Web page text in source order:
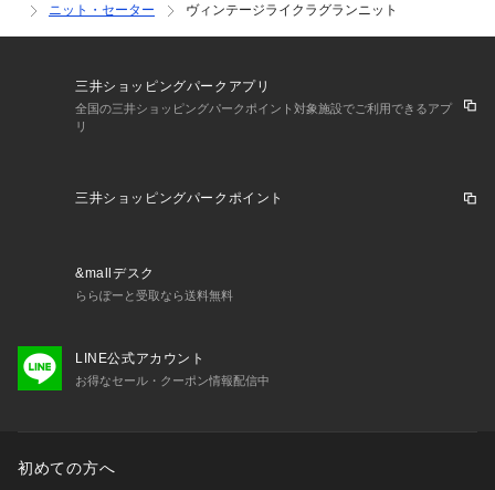
■サイズ感
【推奨サイズ】
Sサイズ: 163-170cm
XLサイズ: 175-182cm
※該当の無いサイズも記載しておりますので、展開サイズをご
参考ください。
色物（特に濃色）と白物・淡色物は分けて洗ってください。
裏返してネットに入れてください。 スチームで浮かしアイロ
さい。 引っかけに、ご注意下さい。着用中の摩擦や洗濯によ
り、毛羽立ちや毛玉（ピル）が生じる事がありますので、お取
ニット・セーター
ヴィンテージライクラグランニット
三井ショッピングパークアプリ
全国の三井ショッピングパークポイント対象施設でご利用できるアプ
リ
三井ショッピングパークポイント
&mallデスク
ららぽーと受取なら送料無料
LINE公式アカウント
お得なセール・クーポン情報配信中
初めての方へ